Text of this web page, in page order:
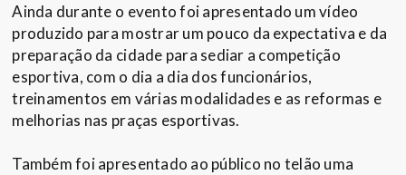
Ainda durante o evento foi apresentado um vídeo
produzido para mostrar um pouco da expectativa e da
preparação da cidade para sediar a competição
esportiva, com o dia a dia dos funcionários,
treinamentos em várias modalidades e as reformas e
melhorias nas praças esportivas.
Também foi apresentado ao público no telão uma